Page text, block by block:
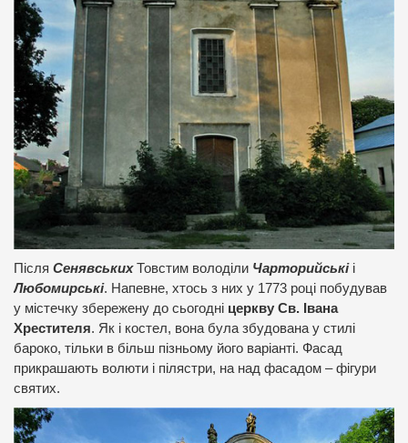
Після СенявськихТовстим володіли Чарторийські і
Любомирські. Напевне, хтось з них у 1773 році побудував
у містечку збережену до сьогодні церкву Св. Івана
Хрестителя. Як і костел, вона була збудована у стилі
бароко, тільки в більш пізньому його варіанті. Фасад
прикрашають волюти і пілястри, на над фасадом – фігури
святих.